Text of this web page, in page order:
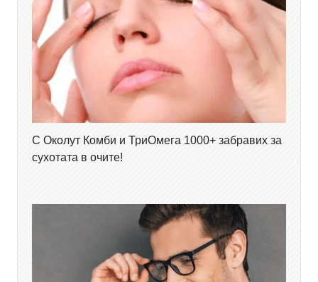
С Околут Комби и ТриОмега 1000+ забравих за
сухотата в очите!